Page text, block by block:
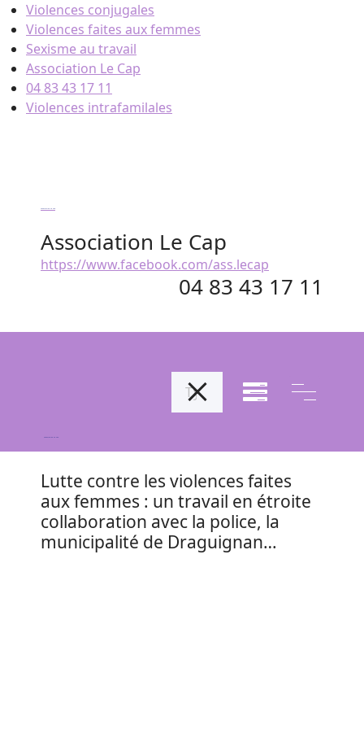
Skip
to
content
Violences conjugales
Violences faites aux femmes
Sexisme au travail
Association Le Cap
04 83 43 17 11
Violences intrafamilales
Association Le Cap
https://www.facebook.com/ass.lecap
Association Le Cap
04 83 43 17 11
Association Le Cap
Lutte contre les violences faites
aux femmes : un travail en étroite
collaboration avec la police, la
municipalité de Draguignan…